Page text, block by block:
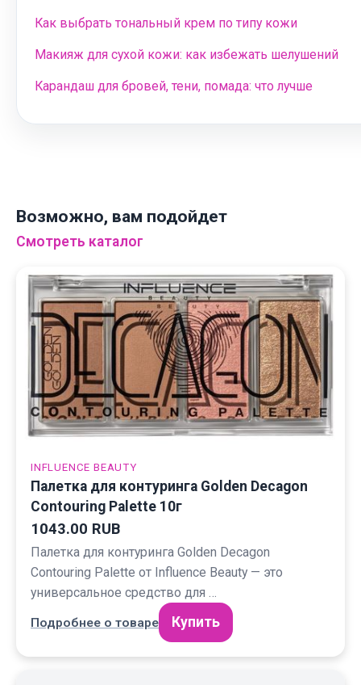
Как выбрать тональный крем по типу кожи
Макияж для сухой кожи: как избежать шелушений
Карандаш для бровей, тени, помада: что лучше
Возможно, вам подойдет
Смотреть каталог
INFLUENCE BEAUTY
Палетка для контуринга Golden Decagon
Contouring Palette 10г
1043.00 RUB
Палетка для контуринга Golden Decagon
Contouring Palette от Influence Beauty — это
универсальное средство для …
Подробнее о товаре Купить